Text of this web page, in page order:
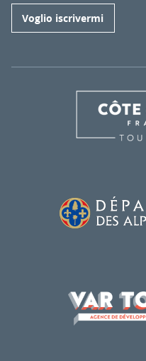
Voglio iscrivermi